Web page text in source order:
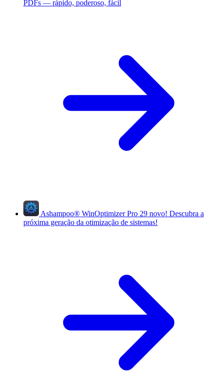
PDFs — rápido, poderoso, fácil
Ashampoo® WinOptimizer Pro 29 novo! Descubra a
próxima geração da otimização de sistemas!